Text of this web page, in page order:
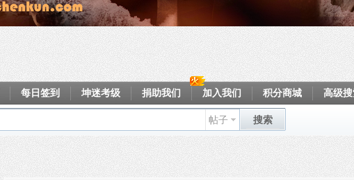
每日签到 坤迷考级 捐助我们 加入我们 积分商城 高级
帖子 搜索